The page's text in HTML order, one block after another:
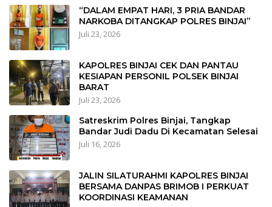
“DALAM EMPAT HARI, 3 PRIA BANDAR
NARKOBA DITANGKAP POLRES BINJAI”
Juli 23, 2026
KAPOLRES BINJAI CEK DAN PANTAU
KESIAPAN PERSONIL POLSEK BINJAI
BARAT
Juli 23, 2026
Satreskrim Polres Binjai, Tangkap
Bandar Judi Dadu Di Kecamatan Selesai
Juli 16, 2026
JALIN SILATURAHMI KAPOLRES BINJAI
BERSAMA DANPAS BRIMOB I PERKUAT
KOORDINASI KEAMANAN